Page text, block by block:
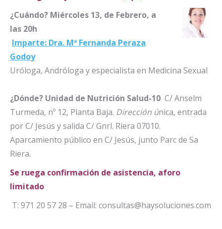
¿Cuándo? Miércoles 13, de Febrero, a
las 20h
Imparte: Dra. Mª Fernanda Peraza
Godoy
Uróloga, Andróloga y especialista en Medicina Sexual
¿Dónde? Unidad de Nutrición Salud-10 C/ Anselm
Turmeda, nº 12, Planta Baja. Dirección única, entrada
por C/ Jesús y salida C/ Gnrl. Riera 07010.
Aparcamiento público en C/ Jesús, junto Parc de Sa
Riera.
Se ruega confirmación de asistencia, aforo
limitado
T: 971 20 57 28 – Email: consultas@haysoluciones.com